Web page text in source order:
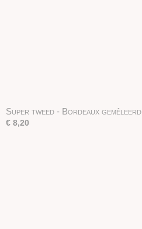
Super tweed - Bordeaux gemêleerd
€ 8,20